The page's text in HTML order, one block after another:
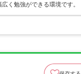
く勉強ができる環境です。